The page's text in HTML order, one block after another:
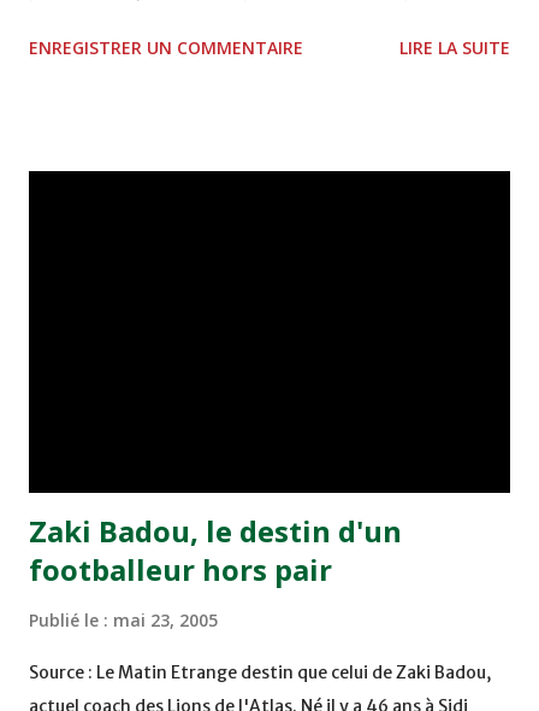
2, Badr Kachani a ouvert la marque à la 38e pour les
ENREGISTRER UN COMMENTAIRE LIRE LA SUITE
Zaki Badou, le destin d'un
footballeur hors pair
Publié le : mai 23, 2005
Source : Le Matin Etrange destin que celui de Zaki Badou,
actuel coach des Lions de l'Atlas. Né il y a 46 ans à Sidi